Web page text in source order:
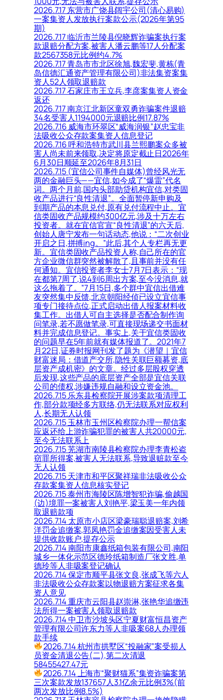
2026.7.17 东营市广饶县阔宇公司(清心易购)
一案集资人发放执行案款公示(2026年第95
期)
2026.7.17 临沂市兰陵县倪晓辉诈骗案执行案
款退赔分配方案,被害人潘云鹏等17人分配案
款2567358元比例约4.7%
2026.7.17 青岛市市北区徐旭,魏宏斐,黄栋(青
岛信德汇通资产管理有限公司)非法集资案集
资人52人领取退赔款
2026.7.17 石家庄市王立兵,李彦案集资人资金
返还
2026.7.17 南京江北新区童双勇诈骗案件退赔
34名受害人1194000元退赔比例17.87%
2026.7.16 威海市环翠区“威海润银”赵忠宝非
法吸收公众存款案集资人信息登记
2026.7.16 呼和浩特市武川县兰熙鹏案众多被
害人尚未前来领取,决定将原定截止日2026年
6月30日顺延至2026年8月31日
2026.7.15 (宜信公司事件自媒体)曾经风光无
两的金融巨头——宜信,如今成了“爆雷”代名
词。两个月前,国内头部助贷机构宜信,对类固
收产品进行“良性清退”。全面暂停新申购及
到期产品的本息兑付,原有兑付流程中止。宜
信类固收产品规模约300亿元,涉及十万左右
投资者。就在宜信官宣“良性清退”的六天后,
创始人唐宁发布一句话动态,他说：“二次创业
开启之日,拼搏ing。”此后,其个人专栏再无更
新。宜信类固收产品投资人称,自己所在的官
方企业微信群突然被解散了,且事前并没有任
何通知。宜信投资者李女士7月7日表示：“现
在都第7周了,说4到6周出方案,至今没消息,就
这么拖着了。”7月15日,多个群中宜信出借难
友突然集中反馈,北京朝阳经侦已设立宜信事
项专门接待点位,正式启动出借人报案材料收
集工作。出借人可自主选择是否配合制作询
问笔录,若不愿做笔录,可直接现场递交书面材
料并完成信息登记。事实上,关于宜信类固收
的问题早在5年前就有媒体报道了。2021年7
月22日,证券时报网刊发了题为《潜望｜宜信
财富迷局：借道产交所,隐性关联巨额募资,底
层资产成机密》的文章。经过多层股权穿透
后发现,这些产品的底层资产全部是宜信关联
公司的债权,涉嫌违规自融和设立资金池。
2026.7.15 乐东县检察院开展涉案款项清理工
作,部分款项经多方联络,仍无法联系对应权利
人,长期无人认领
2026.7.15 玉林市玉州区检察院办理一帮信案
应返还给上游诈骗犯罪的被害人共20000元,
至今无法联系上
2026.7.15 芜湖市南陵县检察院办理李青松盗
窃罪所得案,被害人无法联系,导致退赃款至今
无人认领
2026.7.15 天津市和平区聚祥瑞非法吸收公众
存款案集资人信息核实登记
2026.7.15 泰州市海陵区陈增智犯诈骗,偷越国
(边)境罪一案被害人刘艳平,梁玉美一年内领
取退赔款项
2026.7.14 太原市小店区梁豪瑞聪退赔案,刘希
洋罚金追缴案,郭凤艳罚金追缴案因受害人未
提供收款账户,提存公示
2026.7.14 南阳市康鑫纸箱包装有限公司,南阳
城乡一体化示范区德玲纸箱制造厂张文胜,单
德玲等人非吸案登记确认
2026.7.14 保定市顺平县张文良,张成飞等六人
非法吸收公众存款案以物退赔方案征求各集
资人意见
2026.7.14 重庆市云阳县赵崇淋,张艳华追缴违
法所得一案被害人领取退赔款
2026.7.14 中卫市沙坡头区宁夏财富恒昌资产
管理有限公司许东力等人非吸案68人办理领
款手续
2026.7.14 杭州市拱墅区“投融家”案受损人
员资金清退公告(二),第二次清退
58455427.47元
2026.7.14 上海市“聚财猫系”集资诈骗案第
三次案款发放137657人3.1亿余元比例3%(前
两次发放比例8.5%)